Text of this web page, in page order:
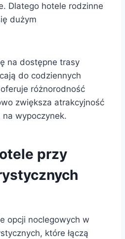
Dlatego hotele rodzinne
dużym
na dostępne trasy
do codziennych
różnorodność
zwiększa atrakcyjność
na wypoczynek.
przy
opcji noclegowych w
które łączą